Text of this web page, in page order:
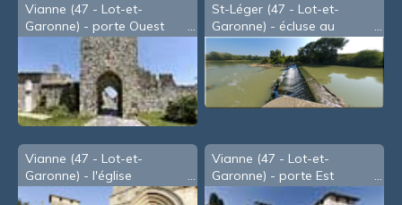
Vianne (47 - Lot-et-
Garonne) - porte Ouest
St-Léger (47 - Lot-et-
Garonne) - écluse au
conflent de la Baïse et la
Garonne (2009)
Vianne (47 - Lot-et-
Garonne) - l'église
Vianne (47 - Lot-et-
Garonne) - porte Est